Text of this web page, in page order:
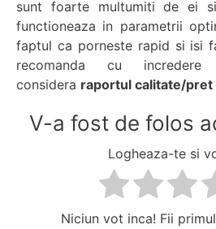
sunt foarte multumiti de ei
functioneaza in parametrii
faptul ca porneste rapid si isi
recomanda cu
considera raportul calitate/pret
V-a fost de folos
Logheaza-te si
Niciun vot inca! Fii